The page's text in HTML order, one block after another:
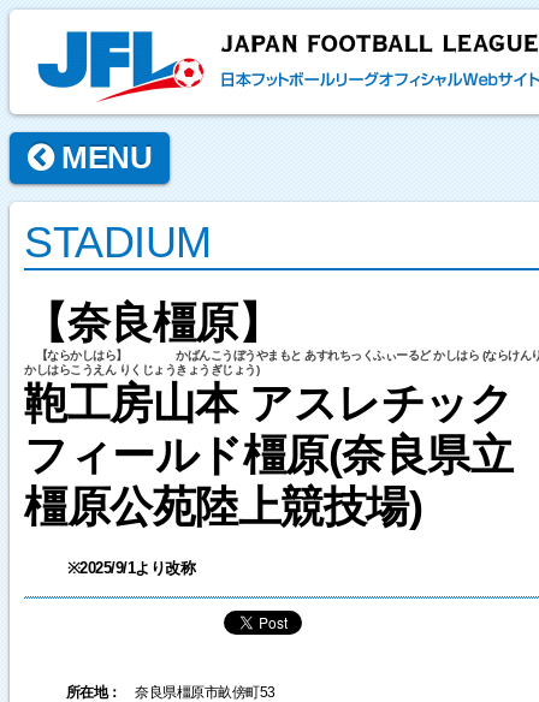
MENU
STADIUM
【奈良橿原】
【ならかしはら】 かばんこうぼうやまもと あすれちっくふぃーるど かしはら (ならけん
かしはらこうえん りくじょうきょうぎじょう)
鞄工房山本 アスレチック
フィールド橿原(奈良県立
橿原公苑陸上競技場)
※2025/9/1より改称
所在地： 奈良県橿原市畝傍町53